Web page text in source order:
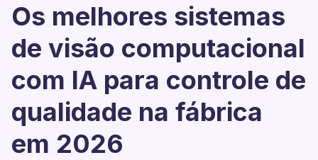
Os melhores sistemas
de visão computacional
com IA para controle de
qualidade na fábrica
em 2026